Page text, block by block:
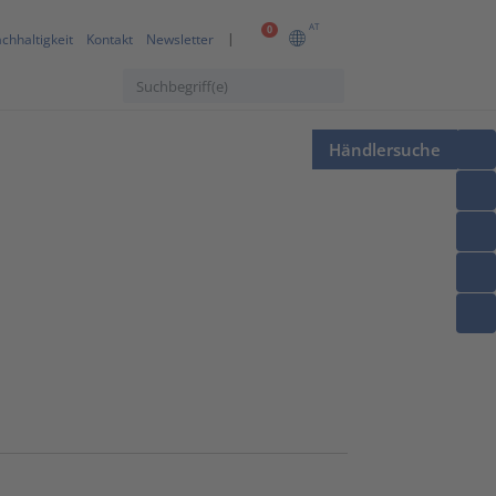
0 AT
Kontakt Newsletter
Händlersuche